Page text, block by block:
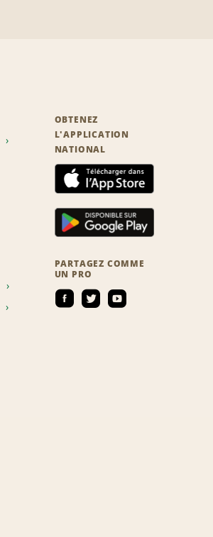
OBTENEZ
L'APPLICATION
NATIONAL
PARTAGEZ COMME
UN PRO